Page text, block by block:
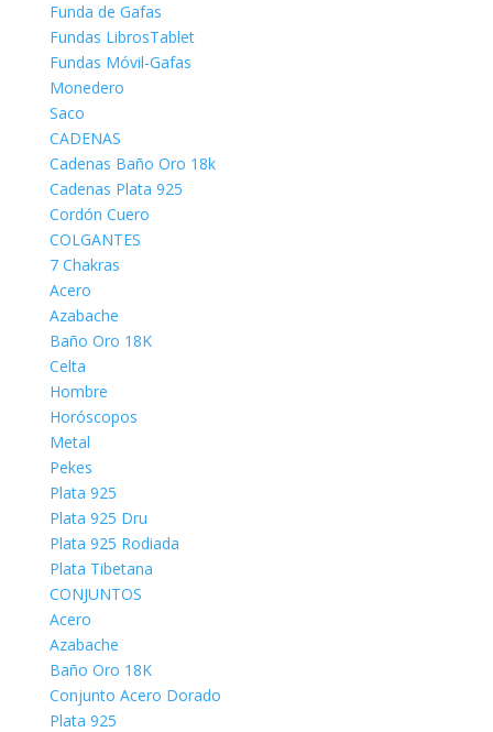
Funda de Gafas
Fundas LibrosTablet
Fundas Móvil-Gafas
Monedero
Saco
CADENAS
Cadenas Baño Oro 18k
Cadenas Plata 925
Cordón Cuero
COLGANTES
7 Chakras
Acero
Azabache
Baño Oro 18K
Celta
Hombre
Horóscopos
Metal
Pekes
Plata 925
Plata 925 Dru
Plata 925 Rodiada
Plata Tibetana
CONJUNTOS
Acero
Azabache
Baño Oro 18K
Conjunto Acero Dorado
Plata 925